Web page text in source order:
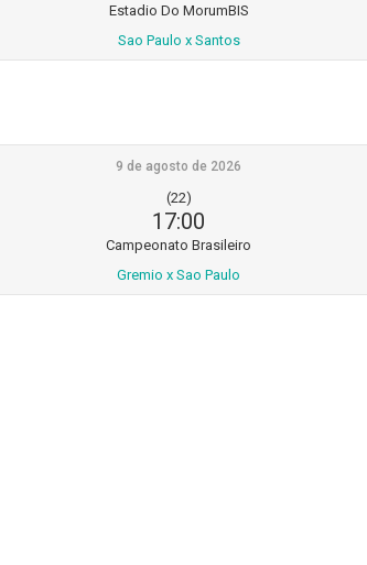
Estadio Do MorumBIS
Sao Paulo x Santos
9 de agosto de 2026
(22)
17:00
Campeonato Brasileiro
Gremio x Sao Paulo